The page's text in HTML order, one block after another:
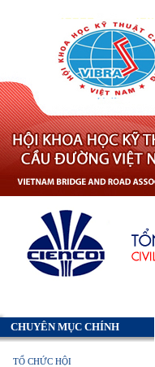
CHUYÊN MỤC CHÍNH
TỔ CHỨC HỘI